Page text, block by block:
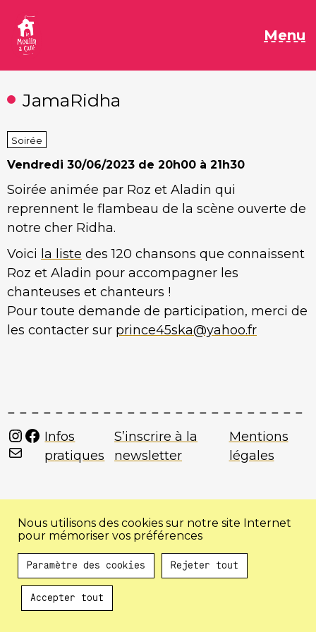
contenu
Menu
JamaRidha
Soirée
Vendredi 30/06/2023 de 20h00 à 21h30
Soirée animée par Roz et Aladin qui
reprennent le flambeau de la scène ouverte de
notre cher Ridha.
Voici la liste des 120 chansons que connaissent
Roz et Aladin pour accompagner les
chanteuses et chanteurs !
Pour toute demande de participation, merci de
les contacter sur prince45ska@yahoo.fr
Instagram
Facebook
Mail
Infos
pratiques
S’inscrire à la
newsletter
Mentions
légales
Au programme !
Nous utilisons des cookies sur notre site Internet
pour mémoriser vos préférences
Paramètre des cookies Rejeter tout
Accepter tout